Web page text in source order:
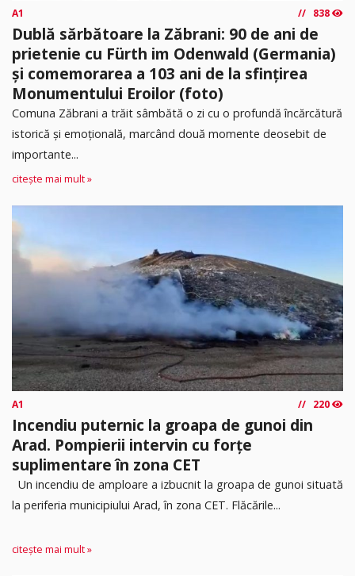
A1 838
Dublă sărbătoare la Zăbrani: 90 de ani de
prietenie cu Fürth im Odenwald (Germania)
și comemorarea a 103 ani de la sfințirea
Monumentului Eroilor (foto)
Comuna Zăbrani a trăit sâmbătă o zi cu o profundă încărcătură
istorică și emoțională, marcând două momente deosebit de
importante...
citește mai mult »
A1 220
Incendiu puternic la groapa de gunoi din
Arad. Pompierii intervin cu forțe
suplimentare în zona CET
Un incendiu de amploare a izbucnit la groapa de gunoi situată
la periferia municipiului Arad, în zona CET. Flăcările...
citește mai mult »